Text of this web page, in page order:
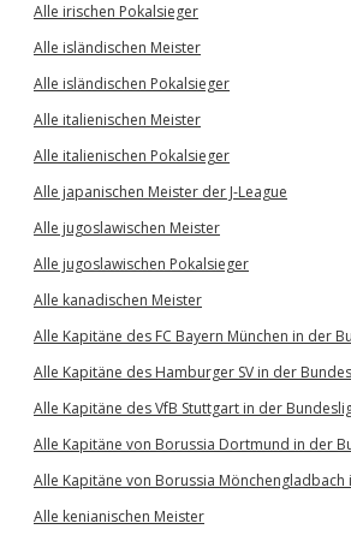
Alle irischen Pokalsieger
Alle isländischen Meister
Alle isländischen Pokalsieger
Alle italienischen Meister
Alle italienischen Pokalsieger
Alle japanischen Meister der J-League
Alle jugoslawischen Meister
Alle jugoslawischen Pokalsieger
Alle kanadischen Meister
Alle Kapitäne des FC Bayern München in der
Alle Kapitäne des Hamburger SV in der
Alle Kapitäne des VfB Stuttgart in der
Alle Kapitäne von Borussia Dortmund in der
Alle Kapitäne von Borussia Mönchengladbach
Alle kenianischen Meister